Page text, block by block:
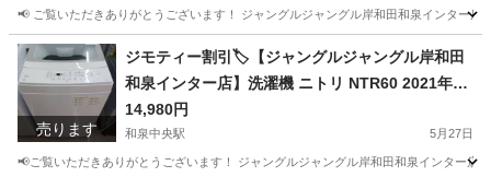
📢 ご覧いただきありがとうございます！ ジャングルジャングル岸和田和泉インター
大阪 和泉市 生活家電 ジャングル
売ります
ジモティー割引🏷️【ジャングルジャングル岸和田
和泉インター店】洗濯機 ニトリ NTR60 2021年製
6.0Kg 家電 和泉市 堺市 岸和田市 泉大津市 高石市
泉北郡忠岡町
14,980円
和泉中央駅 5月27日
📢ご覧いただきありがとうございます！ ジャングルジャングル岸和田和泉インター